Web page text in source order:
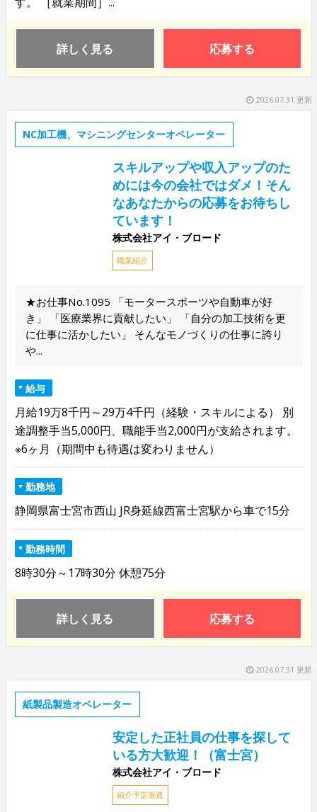
詳しく見る 応募する
2026.07.31 更新
NC加工機、マシニングセンターオペレーター
スキルアップや収入アップのた
めには今の会社ではダメ！そん
なあなたからの応募をお待ちし
ています！
株式会社アイ・ブロード
職業紹介
★お仕事No.1095 「モータースポーツや自動車が好
き」 「医療業界に貢献したい」 「自分の加工技術を更
に仕事に活かしたい」 そんなモノづくりの仕事に誇り
や...
給与
月給19万8千円～29万4千円（経験・スキルによる） 別
途調整手当5,000円、職能手当2,000円が支給されます。
※6ヶ月（期間中も待遇は変わりません）
勤務地
静岡県富士宮市西山 JR身延線西富士宮駅から車で15分
勤務時間
8時30分～17時30分 休憩75分
詳しく見る 応募する
2026.07.31 更新
紙製品製造オペレーター
安定した正社員の仕事を探して
いる方大歓迎！（富士宮）
株式会社アイ・ブロード
紹介予定派遣